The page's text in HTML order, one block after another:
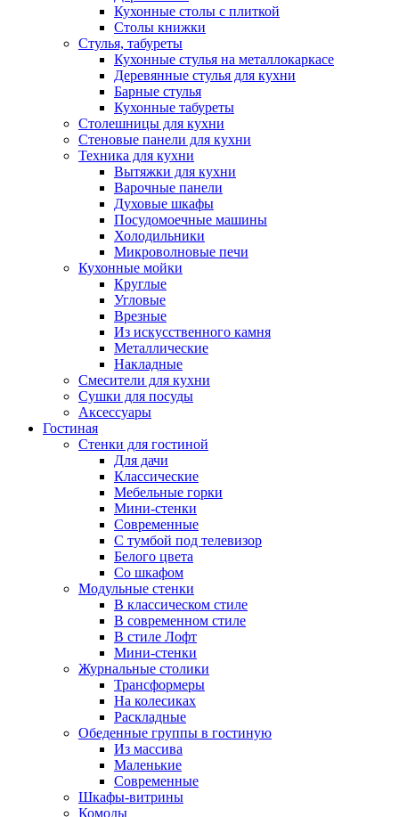
Кухонные столы с плиткой
Столы книжки
Стулья, табуреты
Кухонные стулья на металлокаркасе
Деревянные стулья для кухни
Барные стулья
Кухонные табуреты
Столешницы для кухни
Стеновые панели для кухни
Техника для кухни
Вытяжки для кухни
Варочные панели
Духовые шкафы
Посудомоечные машины
Холодильники
Микроволновые печи
Кухонные мойки
Круглые
Угловые
Врезные
Из искусственного камня
Металлические
Накладные
Смесители для кухни
Сушки для посуды
Аксессуары
Гостиная
Стенки для гостиной
Для дачи
Классические
Мебельные горки
Мини-стенки
Современные
С тумбой под телевизор
Белого цвета
Со шкафом
Модульные стенки
В классическом стиле
В современном стиле
В стиле Лофт
Мини-стенки
Журнальные столики
Трансформеры
На колесиках
Раскладные
Обеденные группы в гостиную
Из массива
Маленькие
Современные
Шкафы-витрины
Комоды